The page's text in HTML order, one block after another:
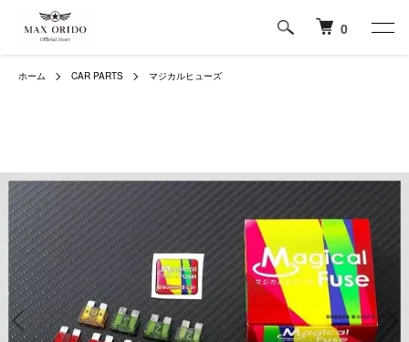
0
ホーム CAR PARTS マジカルヒューズ